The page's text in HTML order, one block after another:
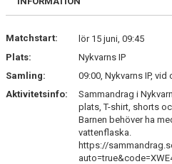
KONTAKT
Matchstart:
lör 15 juni, 09:45
Plats:
Nykvarns IP
Samling:
09:00, Nykvarns IP,
Aktivitetsinfo:
Sammandrag i
plats, T-shirt, shorts
Barnen behöver ha
vattenflaska.
https://